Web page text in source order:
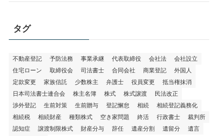
タグ
不動産登記 予防法務 事業承継 代表取締役 会社法
会社設立
住宅ローン
取締役会 司法書士 合同会社 商業登記
外国人
定款変更
家族信託 少数株主 弁護士 役員変更
抵当権抹消
日本司法書士連合会
株主名簿 株式 株式譲渡
民法改正
渉外登記
生前対策 生前贈与 登記懈怠 相続
相続登記義務化
相続税
相続財産 種類株式 空き家問題 終活 行政書士
裁判所
認知症
譲渡制限株式 財産分与 辞任 遺産分割 遺留分
遺言